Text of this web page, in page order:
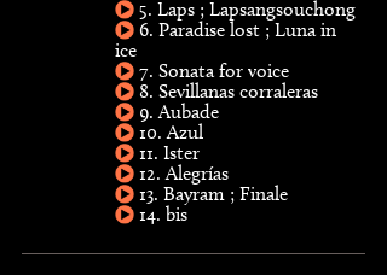
5. Laps ; Lapsangsouchong
6. Paradise lost ; Luna in
ice
7. Sonata for voice
8. Sevillanas corraleras
9. Aubade
10. Azul
11. Ister
12. Alegrías
13. Bayram ; Finale
14. bis